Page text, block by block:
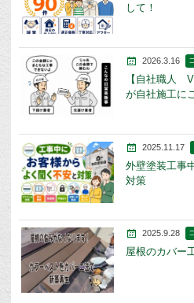
して！
2026.3.16
【自社職人
が自社施工に
2025.11.17
外壁塗装工事
対策
2025.9.28
屋根のカバー